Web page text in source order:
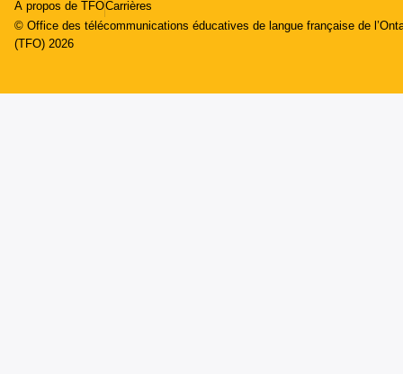
À propos de TFOCarrières
© Office des télécommunications éducatives de langue française de
(TFO) 2026